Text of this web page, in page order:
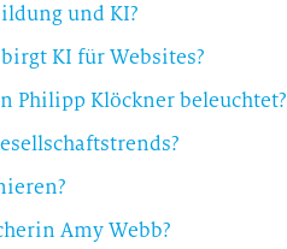
und KI?
KI für Websites?
Philipp Klöckner beleuchtet?
Amy Webb?